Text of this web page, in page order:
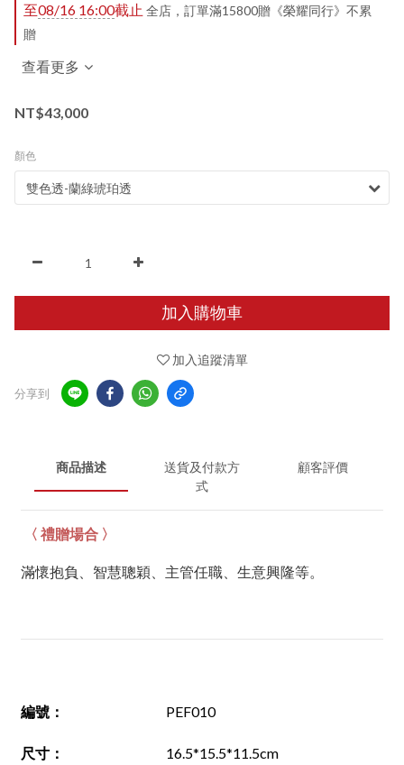
至08/16 16:00截止 全店，訂單滿15800贈《榮耀同行》不累
贈
查看更多
NT$43,000
顏色
加入購物車
加入追蹤清單
分享到
商品描述
送貨及付款方
式
顧客評價
〈 禮贈場合 〉
滿懷抱負、智慧聰穎、主管任職、生意興隆等。
編號 ： PEF010
尺寸 ： 16.5*15.5*11.5cm